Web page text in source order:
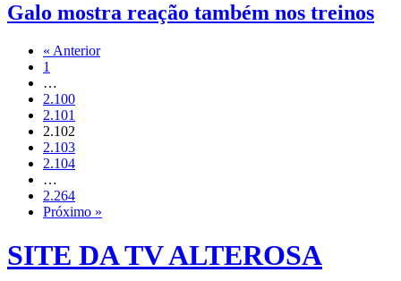
Galo mostra reação também nos treinos
« Anterior
1
…
2.100
2.101
2.102
2.103
2.104
…
2.264
Próximo »
SITE DA TV ALTEROSA